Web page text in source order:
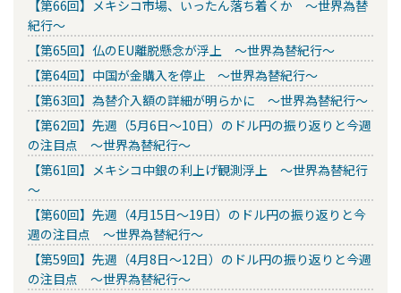
【第66回】メキシコ市場、いったん落ち着くか ～世界為替
紀行～
【第65回】仏のEU離脱懸念が浮上 ～世界為替紀行～
【第64回】中国が金購入を停止 ～世界為替紀行～
【第63回】為替介入額の詳細が明らかに ～世界為替紀行～
【第62回】先週（5月6日～10日）のドル円の振り返りと今週
の注目点 ～世界為替紀行～
【第61回】メキシコ中銀の利上げ観測浮上 ～世界為替紀行
～
【第60回】先週（4月15日～19日）のドル円の振り返りと今
週の注目点 ～世界為替紀行～
【第59回】先週（4月8日～12日）のドル円の振り返りと今週
の注目点 ～世界為替紀行～